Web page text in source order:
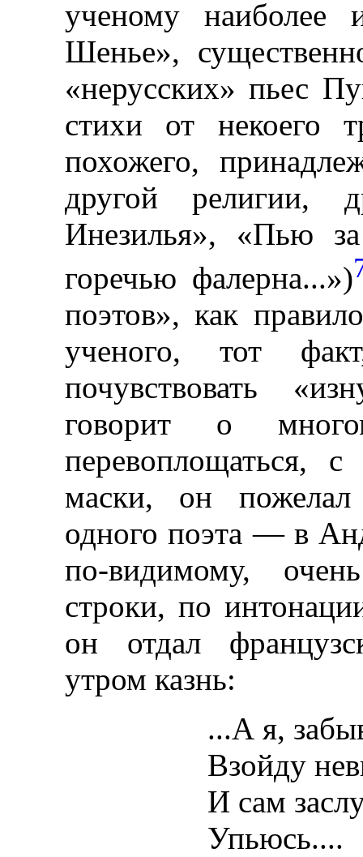
ученому наиболее
Шенье»,
«нерусских» пьес
стихи от некоего
похожего,
другой религии,
Инезилья», «Пью
горечью фалерна...»)
поэтов», как
ученого, тот
почувствовать
говорит о
перевоплощаться,
маски, он пожелал
одного поэта — в
по-видимому,
строки, по
он отдал
утром казнь:
...А я,
Взойду
И сам
Упьюсь....